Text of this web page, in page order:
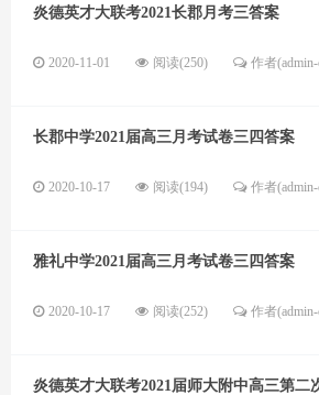
炎德英才大联考2021长郡月考三答案
2020-11-01 阅读(250) 作者
长郡中学2021届高三月考试卷三四答案
2020-10-17 阅读(194) 作者
雅礼中学2021届高三月考试卷三四答案
2020-10-17 阅读(252) 作者
炎德英才大联考2021届师大附中高三第二